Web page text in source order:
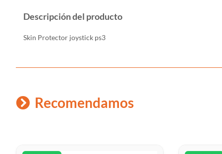
Descripción del producto
Skin Protector joystick ps3
Recomendamos